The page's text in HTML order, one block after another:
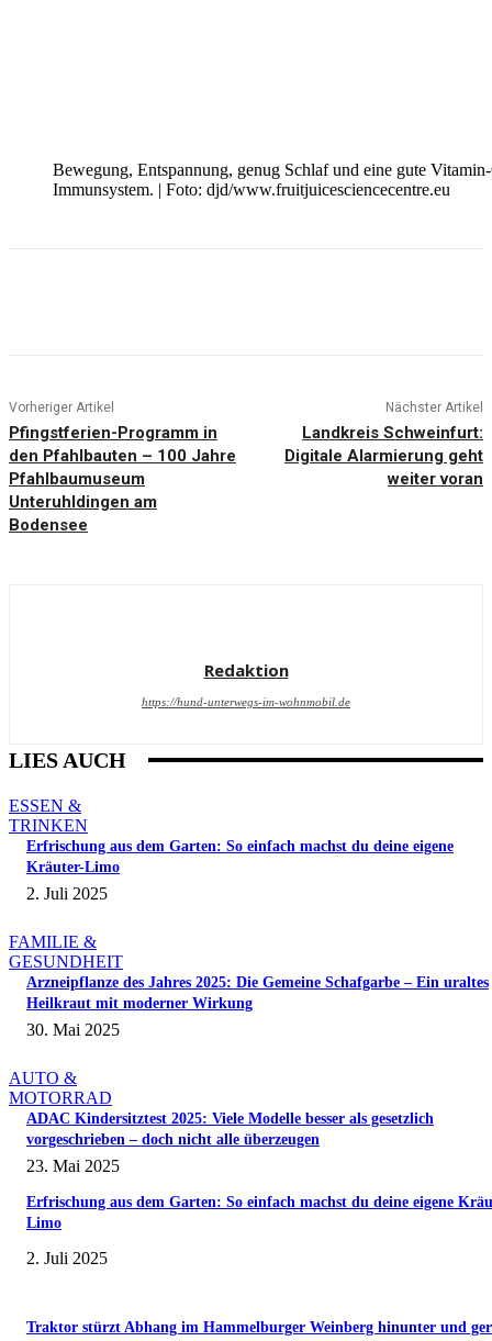
Bewegung, Entspannung, genug Schlaf und eine gute
Immunsystem. | Foto: djd/www.fruitjuicesciencecentre.eu
Vorheriger Artikel
Pfingstferien-Programm in
den Pfahlbauten – 100 Jahre
Pfahlbaumuseum
Unteruhldingen am
Bodensee
Nächster Artikel
Landkreis Schweinfurt:
Digitale Alarmierung geht
weiter voran
Redaktion
https://hund-unterwegs-im-wohnmobil.de
LIES AUCH
ESSEN &
TRINKEN
Erfrischung aus dem Garten: So einfach machst du deine eigene
Kräuter-Limo
2. Juli 2025
FAMILIE &
GESUNDHEIT
Arzneipflanze des Jahres 2025: Die Gemeine Schafgarbe – Ein uraltes
Heilkraut mit moderner Wirkung
30. Mai 2025
AUTO &
MOTORRAD
ADAC Kindersitztest 2025: Viele Modelle besser als gesetzlich
vorgeschrieben – doch nicht alle überzeugen
23. Mai 2025
Erfrischung aus dem Garten: So einfach machst du deine eigene
Limo
2. Juli 2025
Traktor stürzt Abhang im Hammelburger Weinberg hinunter und